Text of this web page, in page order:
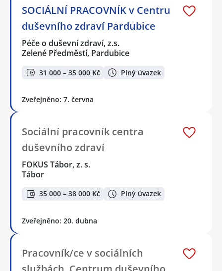
SOCIÁLNÍ PRACOVNÍK v Centru
duševního zdraví Pardubice
Péče o duševní zdraví, z.s.
Zelené Předměstí, Pardubice
31 000 – 35 000 Kč Plný úvazek
Zveřejněno: 7. června
Sociální pracovník centra
duševního zdraví
FOKUS Tábor, z. s.
Tábor
35 000 – 38 000 Kč Plný úvazek
Zveřejněno: 20. dubna
Pracovník/ce v sociálních